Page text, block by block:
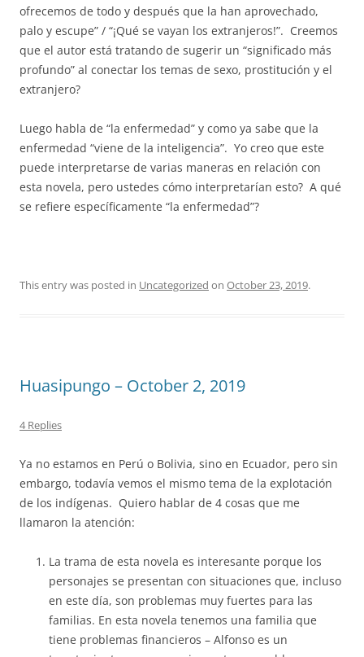
ofrecemos de todo y después que la han aprovechado,
palo y escupe” / “¡Qué se vayan los extranjeros!”. Creemos
que el autor está tratando de sugerir un “significado más
profundo” al conectar los temas de sexo, prostitución y el
extranjero?
Luego habla de “la enfermedad” y como ya sabe que la
enfermedad “viene de la inteligencia”. Yo creo que este
puede interpretarse de varias maneras en relación con
esta novela, pero ustedes cómo interpretarían esto? A qué
se refiere específicamente “la enfermedad”?
This entry was posted in Uncategorized on October 23, 2019.
Huasipungo – October 2, 2019
4 Replies
Ya no estamos en Perú o Bolivia, sino en Ecuador, pero sin
embargo, todavía vemos el mismo tema de la explotación
de los indígenas. Quiero hablar de 4 cosas que me
llamaron la atención:
La trama de esta novela es interesante porque los
personajes se presentan con situaciones que, incluso
en este día, son problemas muy fuertes para las
familias. En esta novela tenemos una familia que
tiene problemas financieros – Alfonso es un